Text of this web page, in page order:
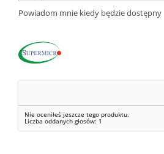
Powiadom mnie kiedy będzie dostępny
Nie oceniłeś jeszcze tego produktu.
Liczba oddanych głosów: 1